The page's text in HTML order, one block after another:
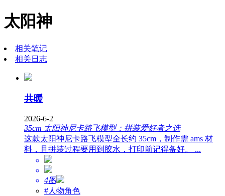
太阳神
相关笔记
相关日志
共暖
2026-6-2
35cm 太阳神尼卡路飞模型：拼装爱好者之选
这款太阳神尼卡路飞模型全长约 35cm，制作需 ams 材
料，且拼装过程要用到胶水，打印前记得备好。 ...
4图
#人物角色